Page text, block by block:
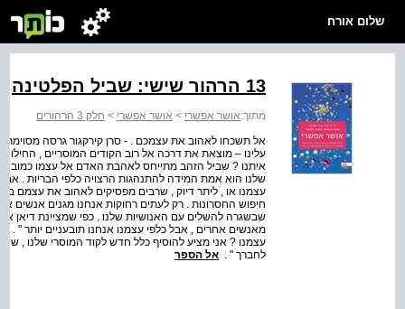
שלום אורח
13 הרהור שישי: שביל הפלטינה
מתוך:אושר אפשרי > אושר אפשרי > חלק 3 הרהורים
אל תשכחו לאהוב את עצמכם . - סרן קירקגור גרסה
עלינו – מוצאת את דרכה אל רוב הקודים המוסריים ,
איתנו ? שביל הזהב מתייחס לאהבת האדם אל עצמו
שלנו הוא אמת המידה להתנהגות הרצויה כלפי הבריות .
עצמנו או , ליתר דיוק , שרבים מפסיקים לאהוב את עצמם
חיפוש החסרונות . רק לעתים רחוקות אנחנו מגנים אנשים
שבשגרה להשלים עם האנושיות שלנו . כפי שמציינת דיאן
מאנשים אחרים , אבל כלפי עצמנו אנחנו תובעניים יותר " .
עצמנו ? אני מציע להוסיף כלל חדש לקוד המוסרי שלנו
לחברך " . אל הספר